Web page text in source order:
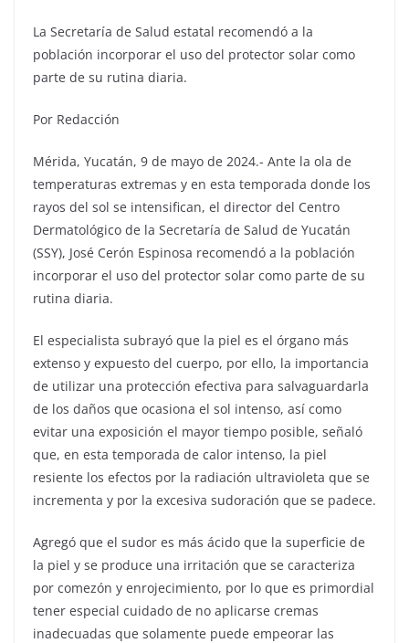
La Secretaría de Salud estatal recomendó a la
población incorporar el uso del protector solar como
parte de su rutina diaria.
Por Redacción
Mérida, Yucatán, 9 de mayo de 2024.- Ante la ola de
temperaturas extremas y en esta temporada donde los
rayos del sol se intensifican, el director del Centro
Dermatológico de la Secretaría de Salud de Yucatán
(SSY), José Cerón Espinosa recomendó a la población
incorporar el uso del protector solar como parte de su
rutina diaria.
El especialista subrayó que la piel es el órgano más
extenso y expuesto del cuerpo, por ello, la importancia
de utilizar una protección efectiva para salvaguardarla
de los daños que ocasiona el sol intenso, así como
evitar una exposición el mayor tiempo posible, señaló
que, en esta temporada de calor intenso, la piel
resiente los efectos por la radiación ultravioleta que se
incrementa y por la excesiva sudoración que se padece.
Agregó que el sudor es más ácido que la superficie de
la piel y se produce una irritación que se caracteriza
por comezón y enrojecimiento, por lo que es primordial
tener especial cuidado de no aplicarse cremas
inadecuadas que solamente puede empeorar las